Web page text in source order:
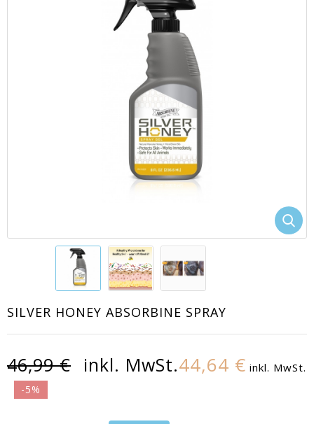
SILVER HONEY ABSORBINE SPRAY
46,99 € inkl. MwSt.44,64 € inkl. MwSt.
-5%